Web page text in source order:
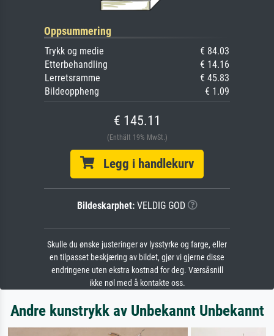
Oppsummering
Trykk og medie
€ 84.03
Etterbehandling
€ 14.16
Lerretsramme
€ 45.83
Bildeoppheng
€ 1.09
€ 145.11
(Enthält 19% MwSt.)
Legg i handlekurv
Bildeskarphet:VELDIG GOD
Skulle du ønske justeringer av lysstyrke og farge, eller
en tilpasset beskjæring av bildet, gjør vi gjerne disse
endringene uten ekstra kostnad for deg. Værsåsnill
ikke nøl med å kontakte oss.
Andre kunstrykk av Unbekannt Unbekannt